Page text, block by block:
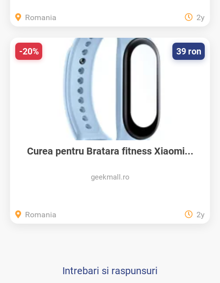
Romania 2y
Curea pentru Bratara fitness Xiaomi...
geekmall.ro
39 ron
-20%
Romania 2y
Intrebari si raspunsuri